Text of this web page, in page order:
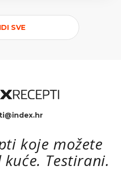
SVE
koje možete
Testirani.